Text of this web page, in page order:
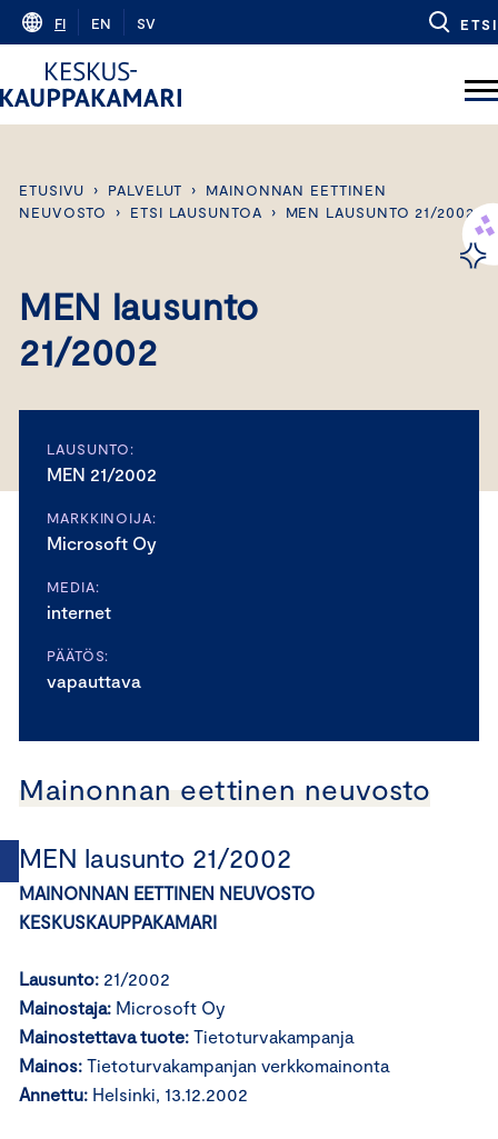
Skip
content
FI EN SV ETSI
ETUSIVU › PALVELUT ›
MAINONNAN EETTINEN
NEUVOSTO
› ETSI LAUSUNTOA › MEN LAUSUNTO 21/2002
MEN lausunto
21/2002
LAUSUNTO:
MEN 21/2002
MARKKINOIJA:
Microsoft Oy
MEDIA:
internet
PÄÄTÖS:
vapauttava
Mainonnan eettinen neuvosto
MEN lausunto 21/2002
MAINONNAN EETTINEN NEUVOSTO
KESKUSKAUPPAKAMARI
Lausunto: 21/2002
Mainostaja: Microsoft Oy
Mainostettava tuote: Tietoturvakampanja
Mainos: Tietoturvakampanjan verkkomainonta
Annettu: Helsinki, 13.12.2002